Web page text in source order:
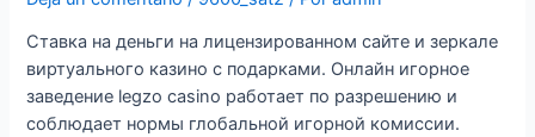
Ставка на деньги на лицензированном сайте и зеркале
виртуального казино с подарками. Онлайн игорное
заведение legzo casino работает по разрешению и
соблюдает нормы глобальной игорной комиссии.